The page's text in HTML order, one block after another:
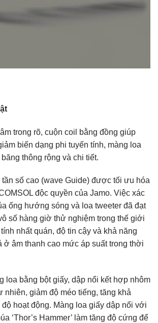
trong rõ, cuộn coil bằng đồng giúp
biến dạng phi tuyến tính, màng loa
thông rộng và chi tiết.
số cao (wave Guide) được tối ưu hóa
độc quyền của Jamo. Việc xác
ống hướng sóng và loa tweeter đã đạt
số hàng giờ thử nghiệm trong thế giới
nhất quán, độ tin cậy và khả năng
ở âm thanh cao mức áp suất trong thời
loa bằng bột giấy, dập nổi kết hợp nhôm
nhiên, giảm độ méo tiếng, tăng khả
hoạt động. Màng loa giấy dập nổi với
‘Thor’s Hammer’ làm tăng độ cứng để